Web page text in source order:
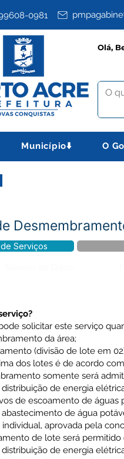
0981
Olá,
Município⬇️ O
Serviços
solicitar este serviço
da área;
(divisão de lote em
dos lotes é de acordo
somente será
de energia
de escoamento de águas
abastecimento de água
aprovada pela
de lote será permitido
de energia